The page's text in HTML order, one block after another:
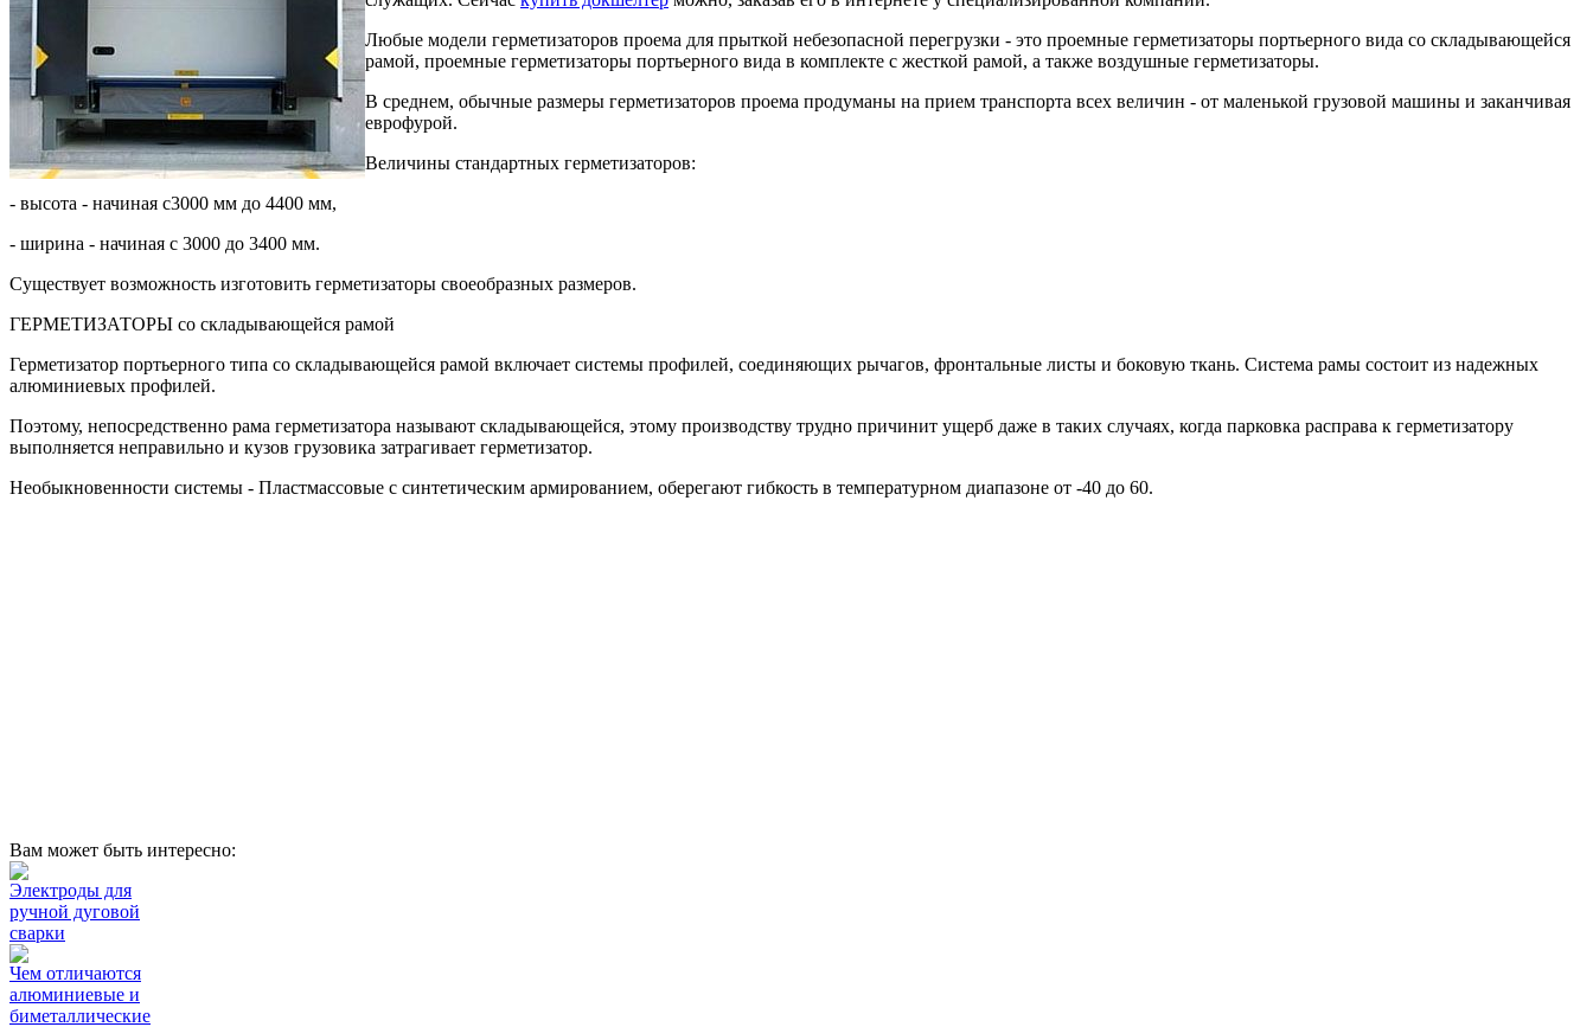
Любые модели герметизаторов проема для прыткой небезопасной перегрузки - это проемные герметизаторы портьерного вида со складывающейся
рамой, проемные герметизаторы портьерного вида в комплекте с жесткой рамой, а также воздушные герметизаторы.
В среднем, обычные размеры герметизаторов проема продуманы на прием транспорта всех величин - от маленькой грузовой машины и заканчивая
еврофурой.
Величины стандартных герметизаторов:
- высота - начиная с3000 мм до 4400 мм,
- ширина - начиная с 3000 до 3400 мм.
Существует возможность изготовить герметизаторы своеобразных размеров.
ГЕРМЕТИЗАТОРЫ со складывающейся рамой
Герметизатор портьерного типа со складывающейся рамой включает системы профилей, соединяющих рычагов, фронтальные листы и боковую ткань. Система рамы состоит из надежных
алюминиевых профилей.
Поэтому, непосредственно рама герметизатора называют складывающейся, этому производству трудно причинит ущерб даже в таких случаях, когда парковка расправа к герметизатору
выполняется неправильно и кузов грузовика затрагивает герметизатор.
Необыкновенности системы - Пластмассовые с синтетическим армированием, оберегают гибкость в температурном диапазоне от -40 до 60.
Вам может быть интересно:
Электроды для
ручной дуговой
сварки
Чем отличаются
алюминиевые и
биметаллические